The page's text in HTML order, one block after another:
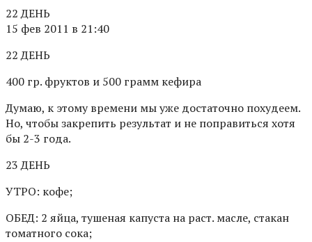
22 ДЕНЬ
15 фев 2011 в 21:40
22 ДЕНЬ
400 гр. фруктов и 500 грамм кефира
Думаю, к этому времени мы уже достаточно похудеем.
Но, чтобы закрепить результат и не поправиться хотя
бы 2-3 года.
23 ДЕНЬ
УТРО: кофе;
ОБЕД: 2 яйца, тушеная капуста на раст. масле, стакан
томатного сока;